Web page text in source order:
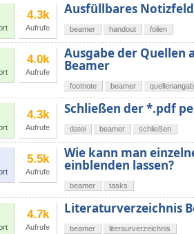
4.3k
Aufrufe
Ausfüllbares
beamer handout folien
4.0k
Aufrufe
Ausgabe der Quellen
Beamer
footnote beamer
4.3k
Aufrufe
Schließen der *.pdf
datei beamer schließen
5.5k
Aufrufe
Wie kann man
einblenden lassen?
beamer tasks
4.7k
Aufrufe
Literaturverzeichnis
beamer literaurverzeichnis